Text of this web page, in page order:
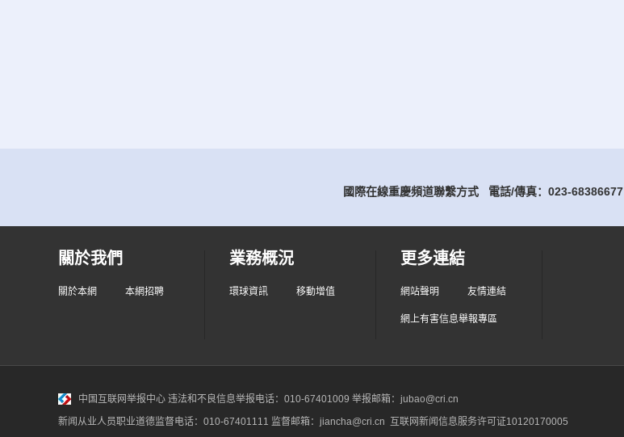
國際在線重慶頻道聯繫方式 電話/傳真：023-68386677
關於我們
關於本網 本網招聘
業務概況
環球資訊 移動增值
更多連結
網站聲明 友情連結
網上有害信息舉報專區
中国互联网举报中心 违法和不良信息举报电话：010-67401009 举报邮箱：jubao@cri.cn
新闻从业人员职业道德监督电话：010-67401111 监督邮箱：jiancha@cri.cn 互联网新闻信息服务许可证10120170005